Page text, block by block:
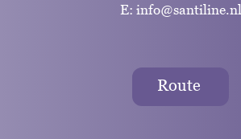
E: info@santiline.nl
Route